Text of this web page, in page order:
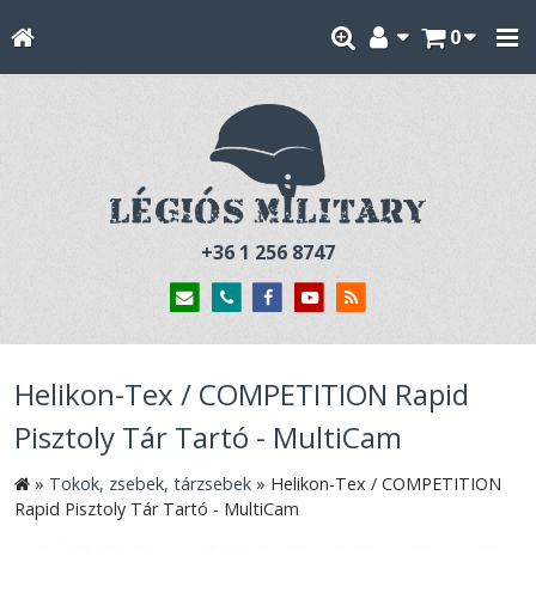
0
+36 1 256 8747
Helikon-Tex / COMPETITION Rapid
Pisztoly Tár Tartó - MultiCam
» Tokok, zsebek, tárzsebek » Helikon-Tex / COMPETITION
Rapid Pisztoly Tár Tartó - MultiCam